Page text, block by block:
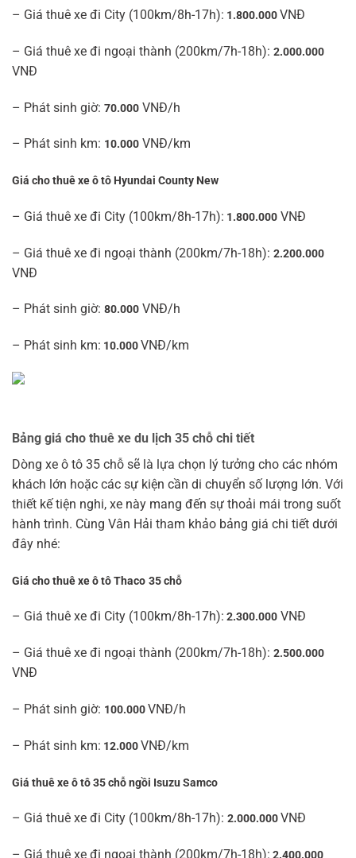
– Giá thuê xe đi City (100km/8h-17h): 1.800.000VNĐ
– Giá thuê xe đi ngoại thành (200km/7h-18h): 2.000.000
VNĐ
– Phát sinh giờ: 70.000 VNĐ/h
– Phát sinh km: 10.000 VNĐ/km
Giá cho thuê xe ô tô Hyundai County New
– Giá thuê xe đi City (100km/8h-17h): 1.800.000 VNĐ
– Giá thuê xe đi ngoại thành (200km/7h-18h): 2.200.000
VNĐ
– Phát sinh giờ: 80.000 VNĐ/h
– Phát sinh km: 10.000VNĐ/km
Bảng giá cho thuê xe du lịch 35 chỗ chi tiết
Dòng xe ô tô 35 chỗ sẽ là lựa chọn lý tưởng cho các nhóm
khách lớn hoặc các sự kiện cần di chuyển số lượng lớn. Với
thiết kế tiện nghi, xe này mang đến sự thoải mái trong suốt
hành trình. Cùng Vân Hải tham khảo bảng giá chi tiết dưới
đây nhé:
Giá cho thuê xe ô tô Thaco 35 chỗ
– Giá thuê xe đi City (100km/8h-17h): 2.300.000 VNĐ
– Giá thuê xe đi ngoại thành (200km/7h-18h): 2.500.000
VNĐ
– Phát sinh giờ: 100.000VNĐ/h
– Phát sinh km: 12.000VNĐ/km
Giá thuê xe ô tô 35 chỗ ngồi Isuzu Samco
– Giá thuê xe đi City (100km/8h-17h): 2.000.000VNĐ
– Giá thuê xe đi ngoại thành (200km/7h-18h):